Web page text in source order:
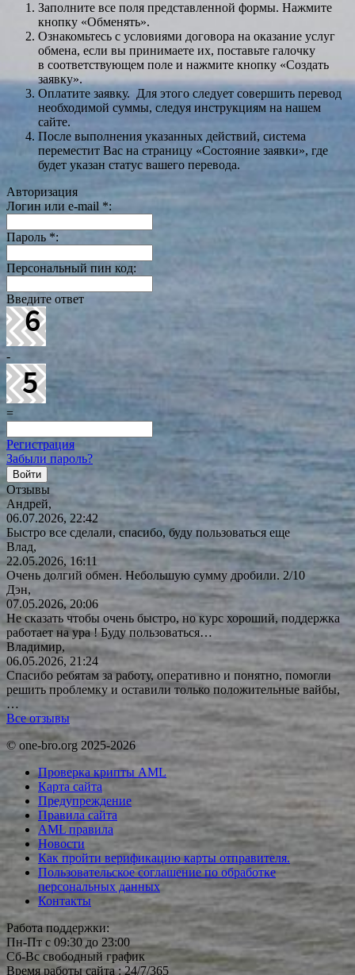
Заполните все поля представленной формы. Нажмите
кнопку «Обменять».
Ознакомьтесь с условиями договора на оказание услуг
обмена, если вы принимаете их, поставьте галочку
в соответствующем поле и нажмите кнопку «Создать
заявку».
Оплатите заявку. Для этого следует совершить перевод
необходимой суммы, следуя инструкциям на нашем
сайте.
После выполнения указанных действий, система
переместит Вас на страницу «Состояние заявки», где
будет указан статус вашего перевода.
Авторизация
Логин или e-mail *:
Пароль *:
Персональный пин код:
Введите ответ
-
=
Регистрация
Забыли пароль?
Отзывы
Андрей,
06.07.2026, 22:42
Быстро все сделали, спасибо, буду пользоваться еще
Влад,
22.05.2026, 16:11
Очень долгий обмен. Небольшую сумму дробили. 2/10
Дэн,
07.05.2026, 20:06
Не сказать чтобы очень быстро, но курс хороший, поддержка
работает на ура ! Буду пользоваться…
Владимир,
06.05.2026, 21:24
Спасибо ребятам за работу, оперативно и понятно, помогли
решить проблемку и оставили только положительные вайбы,
…
Все отзывы
© one-bro.org 2025-2026
Проверка крипты AML
Карта сайта
Предупреждение
Правила сайта
AML правила
Новости
Как пройти верификацию карты отправителя.
Пользовательское соглашение по обработке
персональных данных
Контакты
Работа поддержки:
Пн-Пт с 09:30 до 23:00
Сб-Вс свободный график
Время работы сайта : 24/7/365